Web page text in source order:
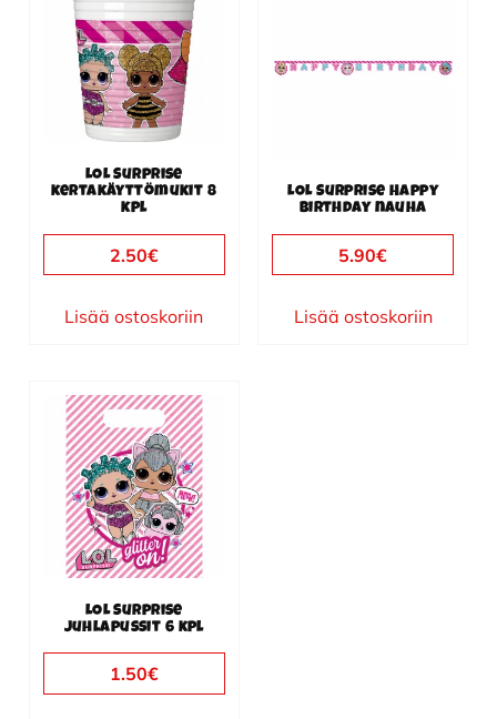
LOL Surprise
kertakäyttömukit 8
kpl
2.50€
Lisää ostoskoriin
LOL Surprise Happy
Birthday nauha
5.90€
Lisää ostoskoriin
LOL Surprise
juhlapussit 6 kpl
1.50€